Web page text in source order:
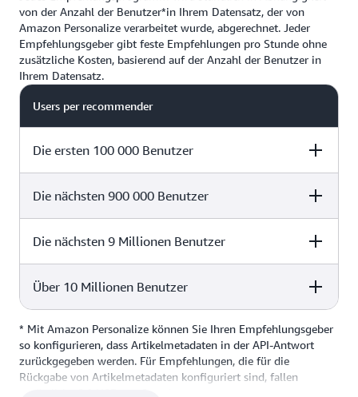
von der Anzahl der Benutzer*in Ihrem Datensatz, der von
Amazon Personalize verarbeitet wurde, abgerechnet. Jeder
Empfehlungsgeber gibt feste Empfehlungen pro Stunde ohne
zusätzliche Kosten, basierend auf der Anzahl der Benutzer in
Ihrem Datensatz.
Users per recommender
Die ersten 100 000 Benutzer
Price per 100,000
Free recommendations per
Die nächsten 900 000 Benutzer
Price per 100,000
Free recommendations per
Die nächsten 9 Millionen Benutzer
Price per 100,000
Free recommendations per
0,018 USD 9 000
Über 10 Millionen Benutzer
Price per 100,000
users
Free recommendations per
hour
* Mit Amazon Personalize können Sie Ihren Empfehlungsgeber
so konfigurieren, dass Artikelmetadaten in der API-Antwort
zurückgegeben werden. Für Empfehlungen, die für die
Rückgabe von Artikelmetadaten konfiguriert sind, fallen